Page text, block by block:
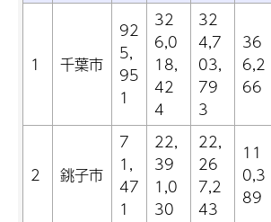
1 千葉市
92
5,
95
1
32
6,0
18,
42
4
32
4,7
03,
79
3
36
6,2
66
2 銚子市
7
1,
47
1
22,
39
1,0
30
22,
26
7,2
43
11
0,3
89